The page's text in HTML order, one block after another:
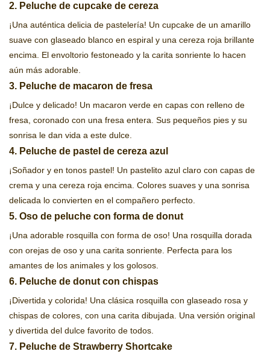
2. Peluche de cupcake de cereza
¡Una auténtica delicia de pastelería! Un cupcake de un amarillo
suave con glaseado blanco en espiral y una cereza roja brillante
encima. El envoltorio festoneado y la carita sonriente lo hacen
aún más adorable.
3. Peluche de macaron de fresa
¡Dulce y delicado! Un macaron verde en capas con relleno de
fresa, coronado con una fresa entera. Sus pequeños pies y su
sonrisa le dan vida a este dulce.
4. Peluche de pastel de cereza azul
¡Soñador y en tonos pastel! Un pastelito azul claro con capas de
crema y una cereza roja encima. Colores suaves y una sonrisa
delicada lo convierten en el compañero perfecto.
5. Oso de peluche con forma de donut
¡Una adorable rosquilla con forma de oso! Una rosquilla dorada
con orejas de oso y una carita sonriente. Perfecta para los
amantes de los animales y los golosos.
6. Peluche de donut con chispas
¡Divertida y colorida! Una clásica rosquilla con glaseado rosa y
chispas de colores, con una carita dibujada. Una versión original
y divertida del dulce favorito de todos.
7. Peluche de Strawberry Shortcake